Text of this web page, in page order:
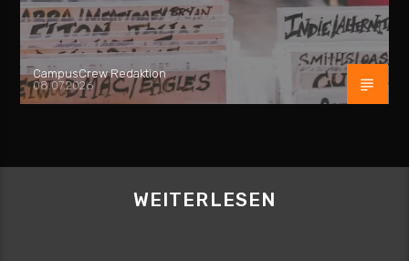
CampusCrew Redaktion
08.07.2026
WEITERLESEN